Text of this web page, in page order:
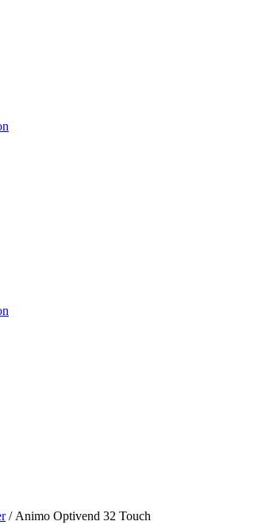
/ Animo Optivend 32 Touch